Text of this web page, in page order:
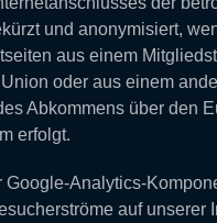
und anonymisiert,
aus einem
oder aus einem
Abkommens über den
erfolgt.
Google-Analytics-
auf unserer